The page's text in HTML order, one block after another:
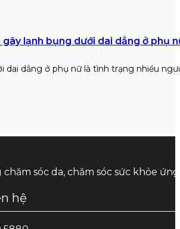
gây lạnh bụng dưới dai dẳng ở phụ
dai dẳng ở phụ nữ là tình trạng nhiều
sóc da, chăm sóc sức khỏe
hệ